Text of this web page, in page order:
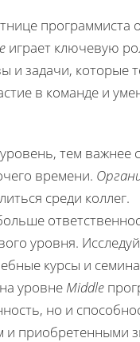
играет ключевую
и задачи, которые
в команде и
тем важнее
времени.
среди коллег.
уровня.
курсы и
уровне Middle
но и
и приобретенными